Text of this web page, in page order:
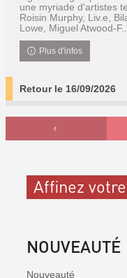
une myriade d'artistes
Roisin Murphy, Liv.e,
Lowe, Miguel Atwood-F...
Plus d'infos
Retour le 16/09/2026
Affinez
NOUVEAUTÉ
Nouveauté